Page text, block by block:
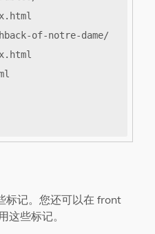
标记。您还可以在 front
这些标记。